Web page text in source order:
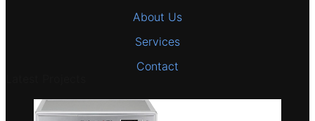
About Us
Services
Contact